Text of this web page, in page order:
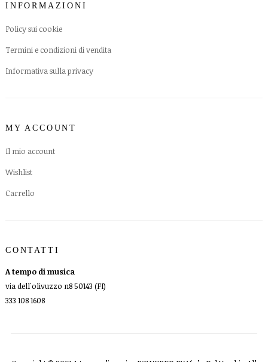
INFORMAZIONI
Policy sui cookie
Termini e condizioni di vendita
Informativa sulla privacy
MY ACCOUNT
Il mio account
Wishlist
Carrello
CONTATTI
A tempo di musica
via dell'olivuzzo n8 50143 (FI)
333 108 1608